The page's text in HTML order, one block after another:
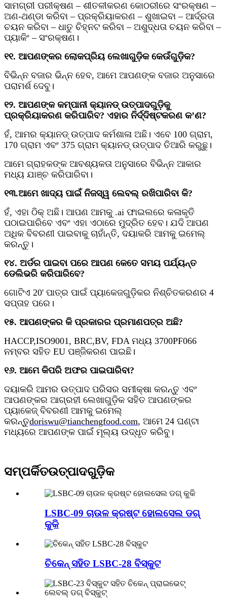
ସାମଗ୍ରୀ ପରୀକ୍ଷଣ – ଶୀତଳୀକରଣ କୋଠରୀରେ ସଂରକ୍ଷଣ –
ଅଣ-ଥଣ୍ଡା କରିବା – ପ୍ରକ୍ରିୟାକରଣ – ଶୁଖାଇବା – ଆର୍ଦ୍ରତା
ଚୟନ କରିବା – ଧାତୁ ଚିହ୍ନଟ କରିବା – ଅଶୁଦ୍ଧତା ଚୟନ କରିବା –
ପ୍ୟାକିଂ – ସଂରକ୍ଷଣ।
୧୧. ଆପଣଙ୍କର ଲୋକପ୍ରିୟ ଲେଖାଗୁଡ଼ିକ କେଉଁଗୁଡ଼ିକ?
ବିଭିନ୍ନ ବଜାର ଭିନ୍ନ ହେବ, ଆମେ ଆପଣଙ୍କ ବଜାର ଅନୁସାରେ
ପରାମର୍ଶ ଦେବୁ।
୧୨. ଆପଣଙ୍କ କମ୍ପାନୀ କ୍ୟାନଡ୍ ଉତ୍ପାଦଗୁଡ଼ିକୁ
ପ୍ରକ୍ରିୟାକରଣ କରିପାରିବ? ଏହାର ନିର୍ଦ୍ଦିଷ୍ଟକରଣ କ’ଣ?
ହଁ, ଆମର କ୍ୟାନଡ୍ ଉତ୍ପାଦ କର୍ମଶାଳା ଅଛି। ଏବେ 100 ଗ୍ରାମ,
170 ଗ୍ରାମ ଏବଂ 375 ଗ୍ରାମ କ୍ୟାନଡ୍ ଉତ୍ପାଦ ତିଆରି କରୁଛୁ।
ଆମେ ଗ୍ରାହକଙ୍କ ଆବଶ୍ୟକତା ଅନୁସାରେ ବିଭିନ୍ନ ଆକାର
ମଧ୍ୟ ଯାଞ୍ଚ କରିପାରିବା।
୧୩.ଆମେ ଖାଦ୍ୟ ପାଇଁ ନିଜସ୍ୱ ଲେବଲ୍ ରଖିପାରିବା କି?
ହଁ, ଏହା ଠିକ୍ ଅଛି। ଆପଣ ଆମକୁ .ai ଫାଇଲରେ କଳାକୃତି
ପଠାଇପାରିବେ ଏବଂ ଏହା ଏଠାରେ ମୁଦ୍ରିତ ହେବ। ଯଦି ଆପଣ
ଅଧିକ ବିବରଣୀ ପାଇବାକୁ ଚାହାଁନ୍ତି, ଦୟାକରି ଆମକୁ ଇମେଲ୍
କରନ୍ତୁ।
୧୪. ଅର୍ଡର ପାଇବା ପରେ ଆପଣ କେତେ ସମୟ ପର୍ଯ୍ୟନ୍ତ
ଡେଲିଭରି କରିପାରିବେ?
ଗୋଟିଏ 20' ପାତ୍ର ପାଇଁ ପ୍ୟାକେଜଗୁଡ଼ିକର ନିଶ୍ଚିତକରଣର 4
ସପ୍ତାହ ପରେ।
୧୫. ଆପଣଙ୍କର କି ପ୍ରକାରର ପ୍ରମାଣପତ୍ର ଅଛି?
HACCP,ISO9001, BRC,BV, FDA ମଧ୍ୟ 3700PF066
ନମ୍ବର ସହିତ EU ପଞ୍ଜିକରଣ ପାଇଛି।
୧୬. ଆମେ କିପରି ଅଫର ପାଇପାରିବା?
ଦୟାକରି ଆମର ଉତ୍ପାଦ ପରିସର ସମୀକ୍ଷା କରନ୍ତୁ ଏବଂ
ଆପଣଙ୍କର ଆଗ୍ରହୀ ଲେଖାଗୁଡ଼ିକ ସହିତ ଆପଣଙ୍କର
ପ୍ୟାକେଜ୍ ବିବରଣୀ ଆମକୁ ଇମେଲ୍
କରନ୍ତୁdoriswu@tianchengfood.com, ଆମେ 24 ଘଣ୍ଟା
ମଧ୍ୟରେ ଆପଣଙ୍କ ପାଇଁ ମୂଲ୍ୟ ଉଦ୍ଧୃତ କରିବୁ।
ସମ୍ପର୍କିତଉତ୍ପାଦଗୁଡ଼ିକ
LSBC-09 ଚାଉଳ କ୍ରଷ୍ଟ ହୋଲସେଲ ଡଗ୍
କୁକି
ଚିକେନ୍ ସହିତ LSBC-28 ବିସ୍କୁଟ